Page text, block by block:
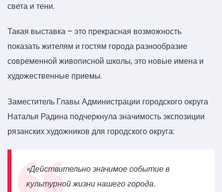
света и тени.
Такая выставка – это прекрасная возможность
показать жителям и гостям города разнообразие
современной живописной школы, это новые имена и
художественные приемы.
Заместитель Главы Администрации городского округа
Наталья Радина подчеркнула значимость экспозиции
рязанских художников для городского округа:
«Действительно значимое событие в
культурной жизни нашего города.